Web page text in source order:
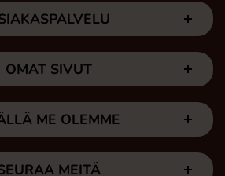
OMAT SIVUT
ME OLEMME
MEITÄ